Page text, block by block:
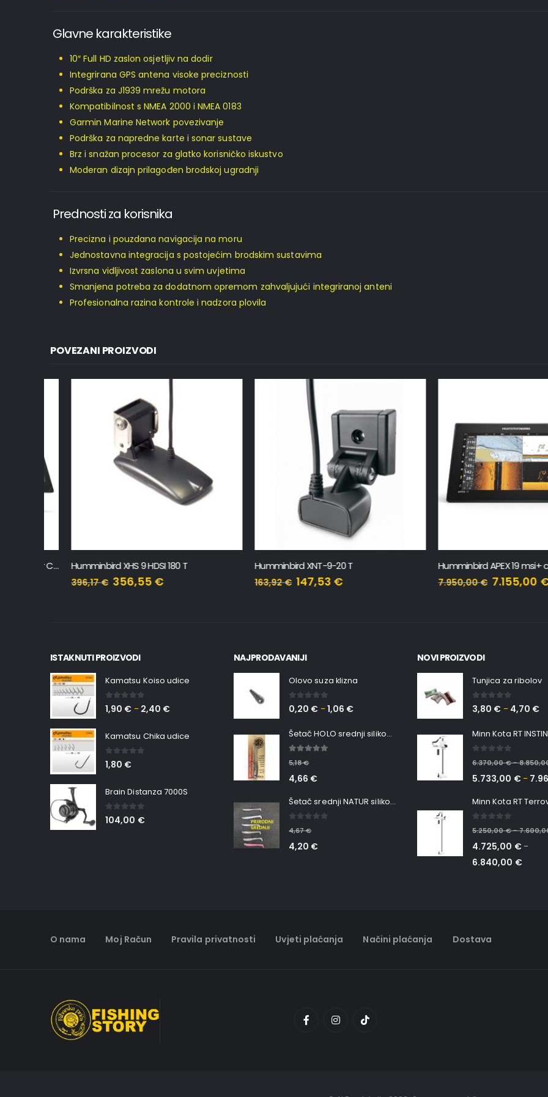
Glavne karakteristike
10″ Full HD zaslon osjetljiv na dodir
Integrirana GPS antena visoke preciznosti
Podrška za J1939 mrežu motora
Kompatibilnost s NMEA 2000 i NMEA 0183
Garmin Marine Network povezivanje
Podrška za napredne karte i sonar sustave
Brz i snažan procesor za glatko korisničko iskustvo
Moderan dizajn prilagođen brodskoj ugradnji
Prednosti za korisnika
Precizna i pouzdana navigacija na moru
Jednostavna integracija s postojećim brodskim sustavima
Izvrsna vidljivost zaslona u svim uvjetima
Smanjena potreba za dodatnom opremom zahvaljujući integriranoj anteni
Profesionalna razina kontrole i nadzora plovila
POVEZANI PROIZVODI
Humminbird XHS 9 HDSI 180 T
396,17€ 356,55€
Humminbird XNT-9-20 T
163,92€ 147,53€
Humminbird APEX 19 msi+
7.950,00€ 7.155,00€
ISTAKNUTI PROIZVODI
Kamatsu Koiso udice
0 out of 5
1,90 € – 2,40 €
Kamatsu Chika udice
0 out of 5
1,80 €
Brain Distanza 7000S
0out of 5
104,00 €
NAJPRODAVANIJI
Olovo suza klizna
0 out of 5
0,20 € –1,06 €
Šetač HOLO srednji silikonska Ribica Belgrade Walker
5,18€
4,66 €
Šetač srednji NATUR silikonska ribica Belgrade Walker
4,67€
4,20 €
NOVI PROIZVODI
Tunjica za ribolov
0 out of 5
3,80 € – 4,70 €
6.370,00€–
5.733,00 €–
5.250,00€–
4.725,00 €–
6.840,00 €
O nama Moj Račun Pravila privatnosti Uvjeti plaćanja Načini plaćanja Dostava